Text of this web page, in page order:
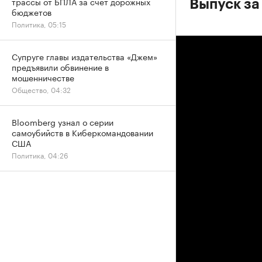
Выпуск
бюджетов
Политика, 05:15
Супруге главы издательства «Джем»
предъявили обвинение в
мошенничестве
Общество, 04:32
Bloomberg узнал о серии
самоубийств в Киберкомандовании
США
Политика, 04:26